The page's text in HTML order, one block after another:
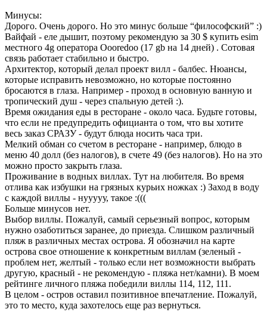
Минусы:
Дорого. Очень дорого. Но это минус больше “философский” :)
Вайфай - еле дышит, поэтому рекомендую за 30 $ купить esim
местного 4g оператора Oooredoo (17 gb на 14 дней) . Сотовая
связь работает стабильно и быстро.
Архитектор, который делал проект вилл - балбес. Нюансы,
которые исправить невозможно, но которые постоянно
бросаются в глаза. Например - проход в основную ванную и
тропический душ - через спальную детей :).
Время ожидания еды в ресторане - около часа. Будьте готовы,
что если не предупредить официанта о том, что вы хотите
весь заказ СРАЗУ - будут блюда носить часа три.
Мелкий обман со счетом в ресторане - например, блюдо в
меню 40 долл (без налогов), в счете 49 (без налогов). Но на это
можно просто закрыть глаза.
Проживание в водных виллах. Тут на любителя. Во время
отлива как избушки на грязных курьих ножках :) Заход в воду
с каждой виллы - нууууу, такое :(((
Больше минусов нет.
Выбор виллы. Пожалуй, самый серьезный вопрос, которым
нужно озаботиться заранее, до приезда. Слишком различный
пляж в различных местах острова. Я обозначил на карте
острова свое отношение к конкретным виллам (зеленый -
проблем нет, желтый - только если нет возможности выбрать
другую, красный - не рекомендую - пляжа нет/камни). В моем
рейтинге личного пляжа победили виллы 114, 112, 111.
В целом - остров оставил позитивное впечатление. Пожалуй,
это то место, куда захотелось еще раз вернуться.